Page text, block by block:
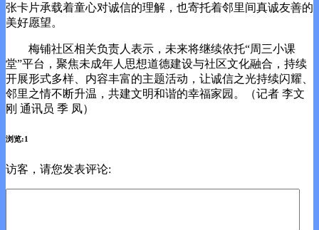
张卡片承载着童心对诚信的理解，也寄托着邻里间真诚友善的
美好愿望。
梅铺社区相关负责人表示，未来将继续依托“周三小课
堂”平台，聚焦未成年人思想道德建设与社区文化融合，持续
开展形式多样、内容丰富的主题活动，让诚信之光持续闪耀、
邻里之情不断升温，共建文明和谐的幸福家园。（记者 李文
刚 通讯员 季 凤）
浏览:1
访客，请您发表评论: